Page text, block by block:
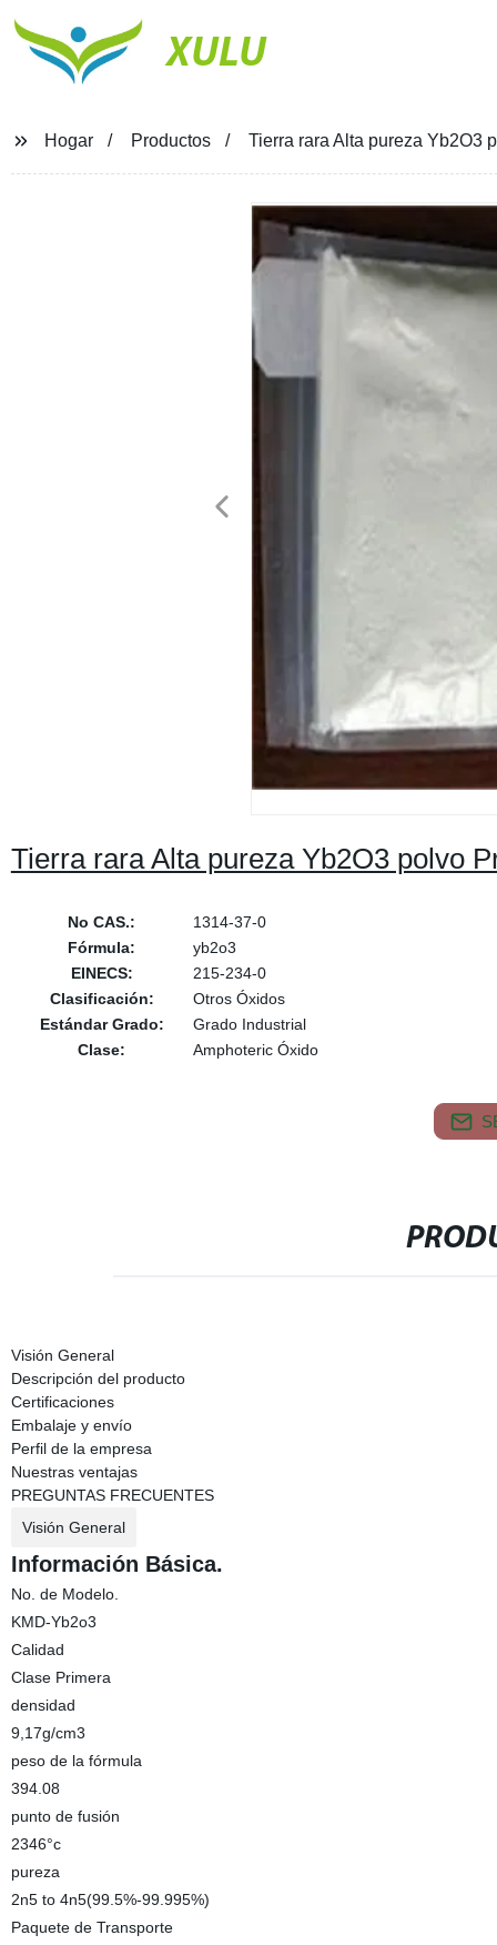
XULU
Hogar Productos Tierra rara Alta pureza Yb2O3
Tierra rara Alta pureza Yb2O3 polvo
No CAS.:
1314-37-0
Fórmula:
yb2o3
EINECS:
215-234-0
Clasificación:
Otros Óxidos
Estándar Grado:
Grado Industrial
Clase:
Amphoteric Óxido
Visión General
Descripción del producto
Certificaciones
Embalaje y envío
Perfil de la empresa
Nuestras ventajas
PREGUNTAS FRECUENTES
Visión General
Información Básica.
No. de Modelo.
KMD-Yb2o3
Calidad
Clase Primera
densidad
9,17g/cm3
peso de la fórmula
394.08
punto de fusión
2346°c
pureza
2n5 to 4n5(99.5%-99.995%)
Paquete de Transporte